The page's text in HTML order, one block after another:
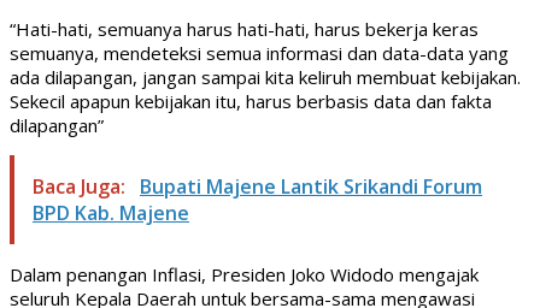
“Hati-hati, semuanya harus hati-hati, harus bekerja keras
semuanya, mendeteksi semua informasi dan data-data yang
ada dilapangan, jangan sampai kita keliruh membuat kebijakan.
Sekecil apapun kebijakan itu, harus berbasis data dan fakta
dilapangan”
Baca Juga:
Bupati Majene Lantik Srikandi Forum
BPD Kab. Majene
Dalam penangan Inflasi, Presiden Joko Widodo mengajak
seluruh Kepala Daerah untuk bersama-sama mengawasi